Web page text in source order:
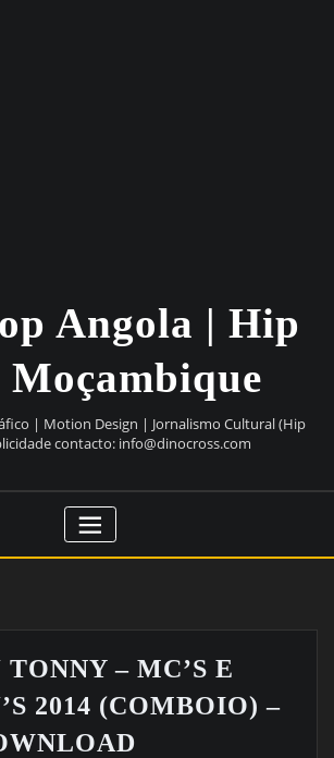
Angola | Hip
Moçambique
| Motion Design | Jornalismo Cultural (Hip
contacto: info@dinocross.com
TONNY – MC’S E
2014 (COMBOIO) –